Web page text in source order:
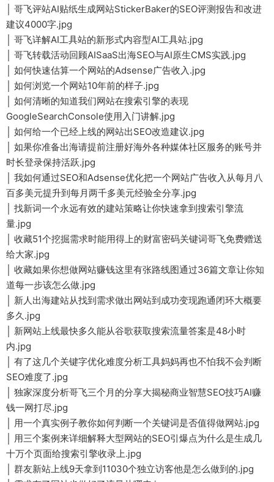
│ 哥飞评站AI贴纸生成网站StickerBaker的SEO评测报告和改进
建议4000字.jpg
│ 哥飞详解AI工具站的新形式内容型AI工具站.jpg
│ 哥飞转载活动回顾AISaaS出海SEO与AI原生CMS实践.jpg
│ 如何快速估算一个网站的Adsense广告收入.jpg
│ 如何浏览一个网站10年前的样子.jpg
│ 如何清晰的知道我们网站在搜索引擎的表现
GoogleSearchConsole使用入门讲解.jpg
│ 如何给一个已经上线的网站出SEO改造建议.jpg
│ 如果你准备出海请提前注册好海外各种媒体社区服务的账号并
时长登录保持活跃.jpg
│ 我如何通过SEO和Adsense优化把一个网站广告收入从每月八
百多美元提升到每月两千多美元经验全分享.jpg
│ 找新词一个永远有效的建站策略让你快速拿到搜索引擎流
量.jpg
│ 收藏51个挖掘需求时能用得上的财富密码关键词哥飞免费赠送
给大家.jpg
│ 收藏如果你想做网站赚钱这里有张路线图通过36篇文章让你知
道每一步该怎么做.jpg
│ 新人出海建站从找到需求做出网站到成功变现跑通闭环大概要
多久.jpg
│ 新网站上线最快多久能从谷歌获取搜索流量答案是48小时
内.jpg
│ 有了这几个关键字优化难度分析工具妈妈再也不怕我不会判断
SEO难度了.jpg
│ 独家深度分析哥飞三个月的分享大揭秘商业智慧SEO技巧AI赚
钱一网打尽.jpg
│ 用一个真实例子教你如何判断一个关键词是否值得做网站.jpg
│ 用三个案例来详细解释大型网站的SEO引爆点为什么是生成几
十万个页面给搜索引擎收录上.jpg
│ 群友新站上线9天拿到11030个独立访客他是怎么做到的.jpg